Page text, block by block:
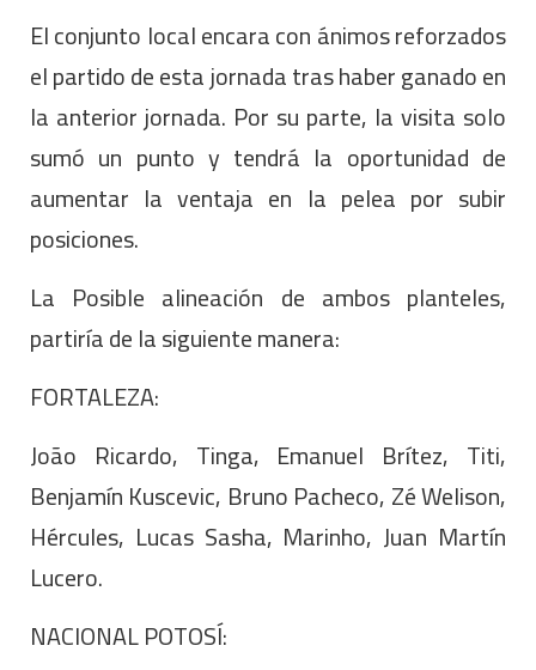
El conjunto local encara con ánimos reforzados
el partido de esta jornada tras haber ganado en
la anterior jornada. Por su parte, la visita solo
sumó un punto y tendrá la oportunidad de
aumentar la ventaja en la pelea por subir
posiciones.
La Posible alineación de ambos planteles,
partiría de la siguiente manera:
FORTALEZA:
João Ricardo, Tinga, Emanuel Brítez, Titi,
Benjamín Kuscevic, Bruno Pacheco, Zé Welison,
Hércules, Lucas Sasha, Marinho, Juan Martín
Lucero.
NACIONAL POTOSÍ: